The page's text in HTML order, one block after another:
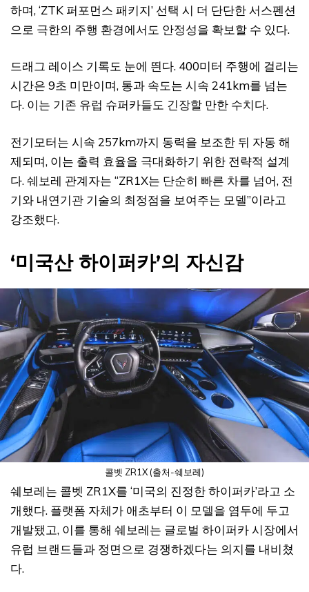
하며, ‘ZTK 퍼포먼스 패키지’ 선택 시 더 단단한 서스펜션
으로 극한의 주행 환경에서도 안정성을 확보할 수 있다.
드래그 레이스 기록도 눈에 띈다. 400미터 주행에 걸리는
시간은 9초 미만이며, 통과 속도는 시속 241km를 넘는
다. 이는 기존 유럽 슈퍼카들도 긴장할 만한 수치다.
전기모터는 시속 257km까지 동력을 보조한 뒤 자동 해
제되며, 이는 출력 효율을 극대화하기 위한 전략적 설계
다. 쉐보레 관계자는 “ZR1X는 단순히 빠른 차를 넘어, 전
기와 내연기관 기술의 최정점을 보여주는 모델”이라고
강조했다.
‘미국산 하이퍼카’의 자신감
콜벳 ZR1X (출처-쉐보레)
쉐보레는 콜벳 ZR1X를 ‘미국의 진정한 하이퍼카’라고 소
개했다. 플랫폼 자체가 애초부터 이 모델을 염두에 두고
개발됐고, 이를 통해 쉐보레는 글로벌 하이퍼카 시장에서
유럽 브랜드들과 정면으로 경쟁하겠다는 의지를 내비쳤
다.